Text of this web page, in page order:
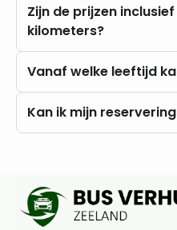
Nee, u rijdt altijd met
Zijn de prijzen
kilometers?
Onze prijzen zijn altijd
eigen rekening.
Vanaf welke leeftijd
U kunt al vanaf 18 jaar
Kan ik mijn
ons te bespreken.